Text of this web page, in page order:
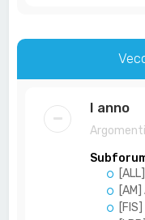
I anno